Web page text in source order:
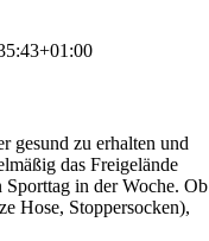
gesund zu erhalten und
das Freigelände
Sporttag in der Woche. Ob
Hose, Stoppersocken),